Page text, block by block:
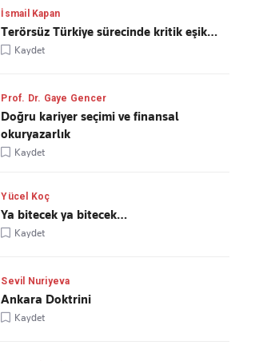
İsmail Kapan
Terörsüz Türkiye sürecinde kritik eşik…
Kaydet
Prof. Dr. Gaye Gencer
Doğru kariyer seçimi ve finansal
okuryazarlık
Kaydet
Yücel Koç
Ya bitecek ya bitecek…
Kaydet
Sevil Nuriyeva
Ankara Doktrini
Kaydet